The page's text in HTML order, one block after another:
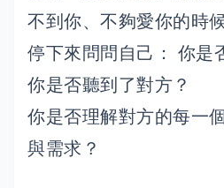
不到你、不夠愛你的時
停下來問問自己： 你是
你是否聽到了對方？
你是否理解對方的每一
與需求？